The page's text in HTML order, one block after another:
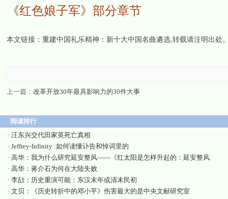
《红色娘子军》部分章节
本文链接： 重建中国礼乐精神：新十大中国名曲遴选,转载请注明出处
上一篇： 改革开放30年最具影响力的30件大事
阅读排行
· 汪东兴交代田家英死亡真相
· Jeffrey-Infinity :如何读懂讣告和悼词里的
· 高华：我为什么研究延安整风——《红太阳是怎样升起的：延安整风
· 高华：蒋介石为何在大陆失败
· 李劼；历史重演可能：东汉末年或清末民初
· 文贝：《历史转折中的邓小平》伤害最大的是中央文献研究室